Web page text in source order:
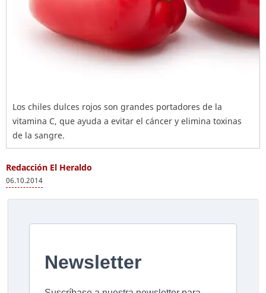
Los chiles dulces rojos son grandes portadores de la
vitamina C, que ayuda a evitar el cáncer y elimina toxinas
de la sangre.
Redacción El Heraldo
06.10.2014